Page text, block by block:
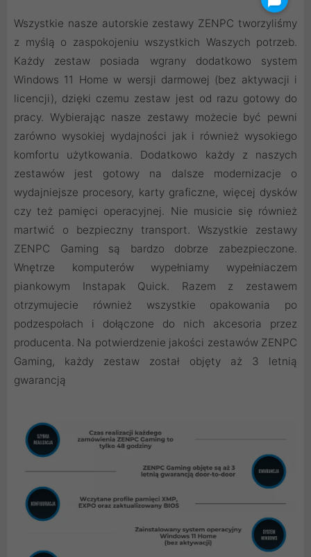
Wszystkie nasze autorskie zestawy ZENPC tworzyliśmy
z myślą o zaspokojeniu wszystkich Waszych potrzeb.
Każdy zestaw posiada wgrany dodatkowo system
Windows 11 Home w wersji darmowej (bez aktywacji i
licencji), dzięki czemu zestaw jest od razu gotowy do
pracy. Wybierając nasze zestawy możecie być pewni
zarówno wysokiej wydajności jak i również wysokiego
komfortu użytkowania. Dodatkowo każdy z naszych
zestawów jest gotowy na dalsze modernizacje o
wydajniejsze procesory, karty graficzne, więcej dysków
czy też pamięci operacyjnej. Nie musicie się również
martwić o bezpieczny transport. Wszystkie zestawy
ZENPC Gaming są bardzo dobrze zabezpieczone.
Wnętrze komputerów wypełniamy wypełniaczem
piankowym Instapak Quick. Razem z zestawem
otrzymujecie również wszystkie opakowania po
podzespołach i dołączone do nich akcesoria przez
producenta. Na potwierdzenie jakości zestawów ZENPC
Gaming, każdy zestaw został objęty aż 3 letnią
gwarancją